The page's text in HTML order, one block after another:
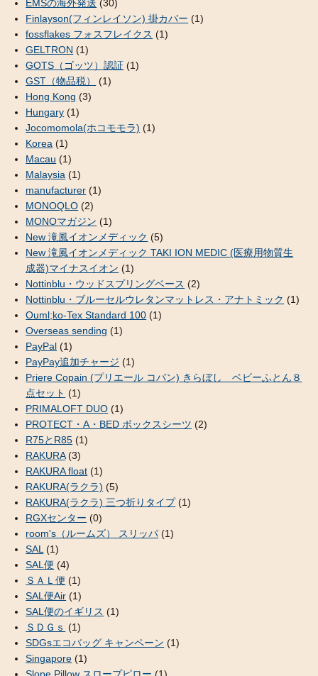
EMSの海外発送 (30)
Finlayson(フィンレイソン) 掛カバー (1)
fossflakes フォスフレイクス (1)
GELTRON (1)
GOTS（ゴッツ）認証 (1)
GST（物品税）
(1)
Hong Kong (3)
Hungary (1)
Jocomomola(ホコモモラ) (1)
Korea (1)
Macau (1)
Malaysia (1)
manufacturer (1)
MONOQLO (2)
MONOマガジン (1)
New 滝風イオンメディック (5)
New 滝風イオンメディック TAKI ION MEDIC (医療用物質生
成器)マイナスイオン (1)
Nottinblu・ウッドスプリングベース (2)
Nottinblu・ブルーセルウレタンマットレス・アナトミック (1)
Ouml;ko-Tex Standard 100 (1)
Overseas sending (1)
PayPal (1)
PayPay追加チャージ (1)
Priere Copain (プリエール コパン) きらぼし ベビーふとん８
点セット (1)
PRIMALOFT DUO (1)
PROTECT・A・BED ボックスシーツ (2)
R75とR85 (1)
RAKURA(3)
RAKURA float (1)
RAKURA(ラクラ) (5)
RAKURA(ラクラ) 三つ折りタイプ(1)
RGXセンター (0)
room's（ルームズ） スリッパ (1)
SAL(1)
SAL便 (4)
ＳＡＬ便 (1)
SAL便Air (1)
SAL便のイギリス (1)
ＳＤＧｓ (1)
SDGsエコバッグ キャンペーン (1)
Singapore (1)